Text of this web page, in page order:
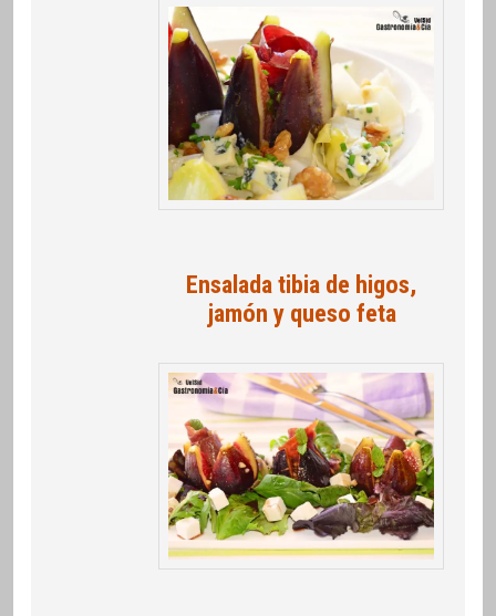
Ensalada tibia de higos,
jamón y queso feta